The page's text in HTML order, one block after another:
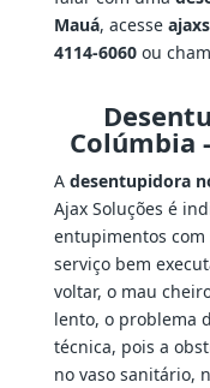
Mauá, acesse
4114-6060ou
Colúmbia
A desentupidora
Ajax Soluções é
entupimentos
serviço bem
voltar, o mau
lento, o problema
técnica, pois a
no vaso sanitário,